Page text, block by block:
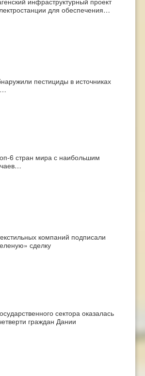
для обеспечения…
пестициды в источниках
6 стран мира с наибольшим
компаний подписали
сделку
сектора оказалась
граждан Дании